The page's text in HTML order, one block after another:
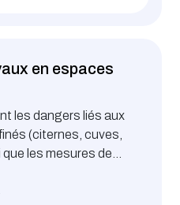
en espaces
les dangers liés aux
(citernes, cuves,
les mesures de